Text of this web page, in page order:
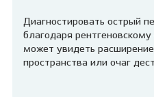
Диагностировать острый
благодаря
может увидеть
пространства или очаг